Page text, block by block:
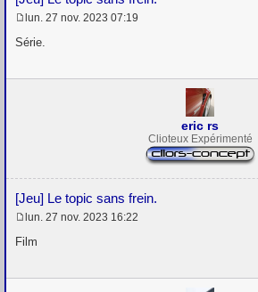
e
a
lun. 27 nov. 2023 07:19
Série.
eric rs
Clioteux Expérimenté
[Jeu] Le topic sans frein.
e
a
lun. 27 nov. 2023 16:22
Film